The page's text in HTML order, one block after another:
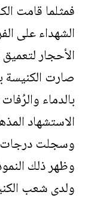
فمثلما قامت
الشهداء على
الأحجار
صارت الكنيسة
بالدماء
الاستشهاد
وسجلت درجات
وظهر ذلك
ولدى شعب